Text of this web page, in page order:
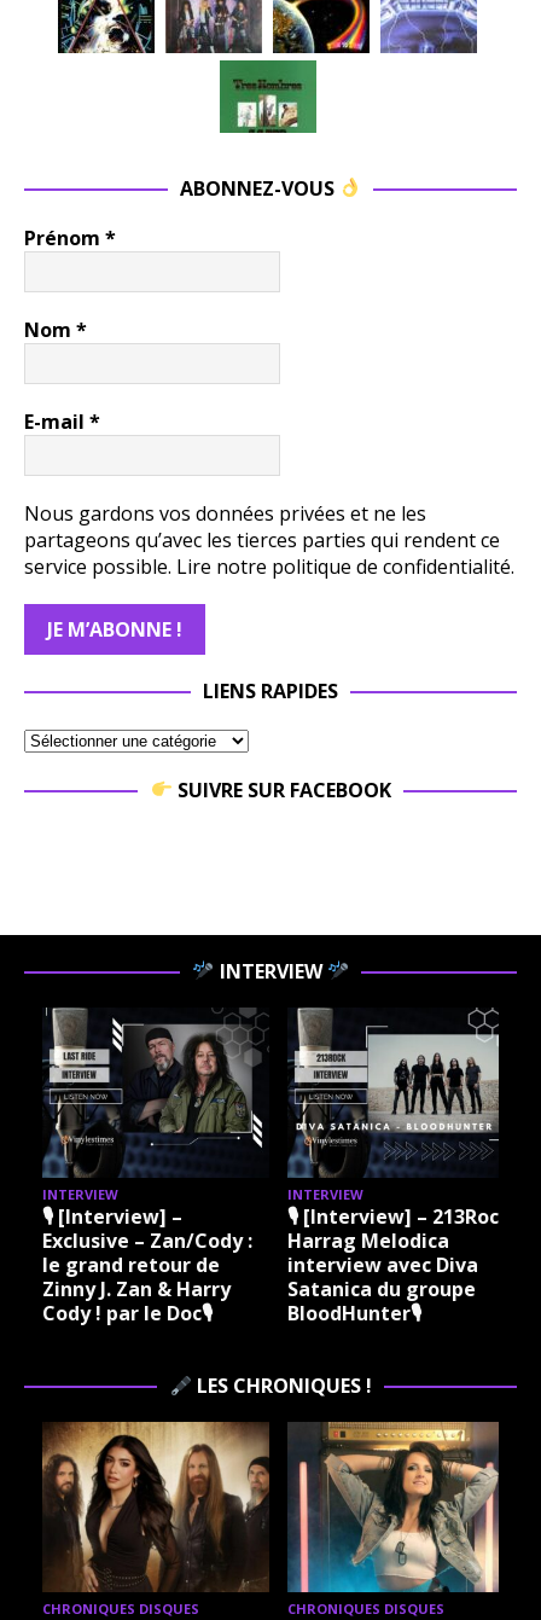
ABONNEZ-VOUS
Prénom *
Nom *
E-mail *
Nous gardons vos données privées et ne les
partageons qu’avec les tierces parties qui rendent ce
service possible. Lire notre politique de confidentialité.
LIENS RAPIDES
SUIVRE SUR FACEBOOK
INTERVIEW
INTERVIEW
🎙 [Interview] –
Exclusive – Zan/Cody :
le grand retour de
Zinny J. Zan & Harry
Cody ! par le Doc🎙
INTERVIEW
🎙 [Interview] – 213Rock
Harrag Melodica
interview avec Diva
Satanica du groupe
BloodHunter🎙
LES CHRONIQUES !
CHRONIQUES DISQUES CHRONIQUES DISQUES